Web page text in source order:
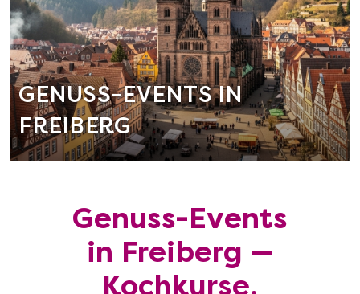
GENUSS-EVENTS IN
FREIBERG
Genuss-Events
in Freiberg —
Kochkurse,